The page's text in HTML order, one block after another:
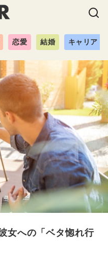
恋愛 結婚 キャリア
女への「ベタ惚れ行